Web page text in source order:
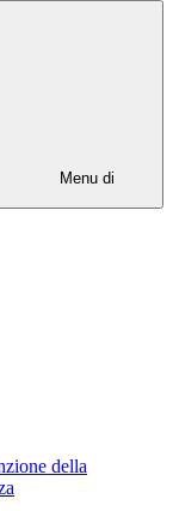
Menu di
della